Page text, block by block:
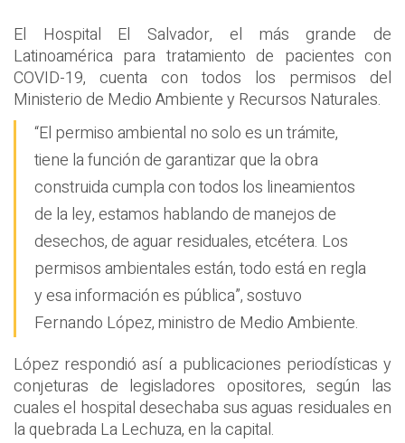
El Hospital El Salvador, el más grande de
Latinoamérica para tratamiento de pacientes con
COVID-19, cuenta con todos los permisos del
Ministerio de Medio Ambiente y Recursos Naturales.
“El permiso ambiental no solo es un trámite,
tiene la función de garantizar que la obra
construida cumpla con todos los lineamientos
de la ley, estamos hablando de manejos de
desechos, de aguar residuales, etcétera. Los
permisos ambientales están, todo está en regla
y esa información es pública”, sostuvo
Fernando López, ministro de Medio Ambiente.
López respondió así a publicaciones periodísticas y
conjeturas de legisladores opositores, según las
cuales el hospital desechaba sus aguas residuales en
la quebrada La Lechuza, en la capital.